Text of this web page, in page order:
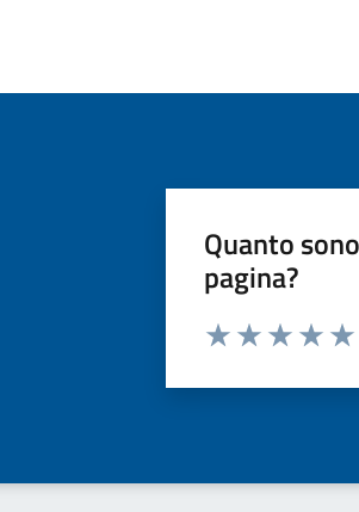
Quanto
pagina?
Valuta da 1 a 5 stelle la